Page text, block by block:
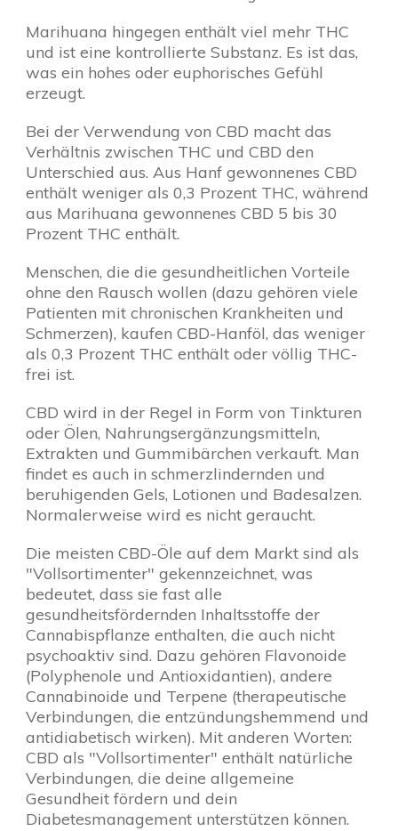
Marihuana hingegen enthält viel mehr THC
und ist eine kontrollierte Substanz. Es ist das,
was ein hohes oder euphorisches Gefühl
erzeugt.
Bei der Verwendung von CBD macht das
Verhältnis zwischen THC und CBD den
Unterschied aus. Aus Hanf gewonnenes CBD
enthält weniger als 0,3 Prozent THC, während
aus Marihuana gewonnenes CBD 5 bis 30
Prozent THC enthält.
Menschen, die die gesundheitlichen Vorteile
ohne den Rausch wollen (dazu gehören viele
Patienten mit chronischen Krankheiten und
Schmerzen), kaufen CBD-Hanföl, das weniger
als 0,3 Prozent THC enthält oder völlig THC-
frei ist.
CBD wird in der Regel in Form von Tinkturen
oder Ölen, Nahrungsergänzungsmitteln,
Extrakten und Gummibärchen verkauft. Man
findet es auch in schmerzlindernden und
beruhigenden Gels, Lotionen und Badesalzen.
Normalerweise wird es nicht geraucht.
Die meisten CBD-Öle auf dem Markt sind als
"Vollsortimenter" gekennzeichnet, was
bedeutet, dass sie fast alle
gesundheitsfördernden Inhaltsstoffe der
Cannabispflanze enthalten, die auch nicht
psychoaktiv sind. Dazu gehören Flavonoide
(Polyphenole und Antioxidantien), andere
Cannabinoide und Terpene (therapeutische
Verbindungen, die entzündungshemmend und
antidiabetisch wirken). Mit anderen Worten:
CBD als "Vollsortimenter" enthält natürliche
Verbindungen, die deine allgemeine
Gesundheit fördern und dein
Diabetesmanagement unterstützen können.